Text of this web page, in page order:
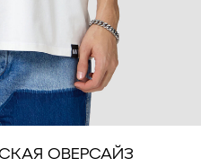
ОВЕРСАЙЗ